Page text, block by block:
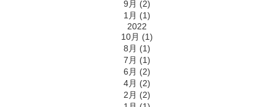
9月 (2)
1月 (1)
2022
10月 (1)
8月 (1)
7月 (1)
6月 (2)
4月 (2)
2月 (2)